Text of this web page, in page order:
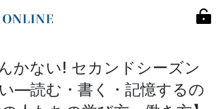
かない! セカンドシーズン
―読む・書く・記憶するの